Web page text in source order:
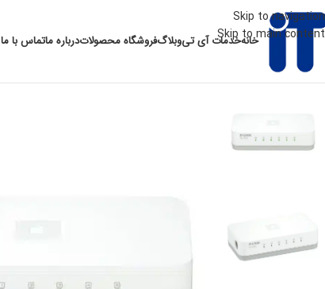
Skip to navigation
Skip to main content
خانهخدمات آی تیوبلاگفروشگاه محصولاتدرباره ماتماس با ما